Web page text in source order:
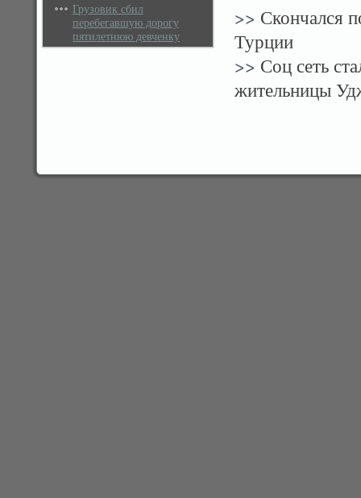
Грузовик сбил
перебегавшую дорогу
пятилетнюю девченку
>> Скончался
Турции
>> Соц сеть
жительницы